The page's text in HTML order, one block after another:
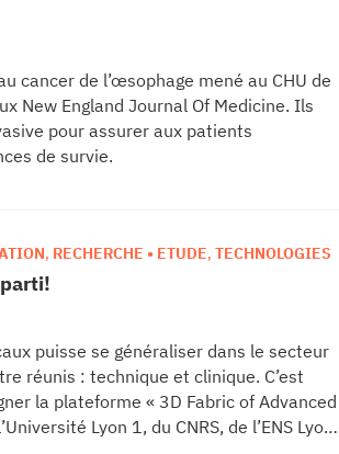
cancer de l’œsophage mené au CHU de
New England Journal Of Medicine. Ils
pour assurer aux patients
de survie.
parti!
, RECHERCHE • ETUDE, TECHNOLOGIES
puisse se généraliser dans le secteur
réunis : technique et clinique. C’est
la plateforme « 3D Fabric of Advanced
Lyon 1, du CNRS, de l’ENS Lyon